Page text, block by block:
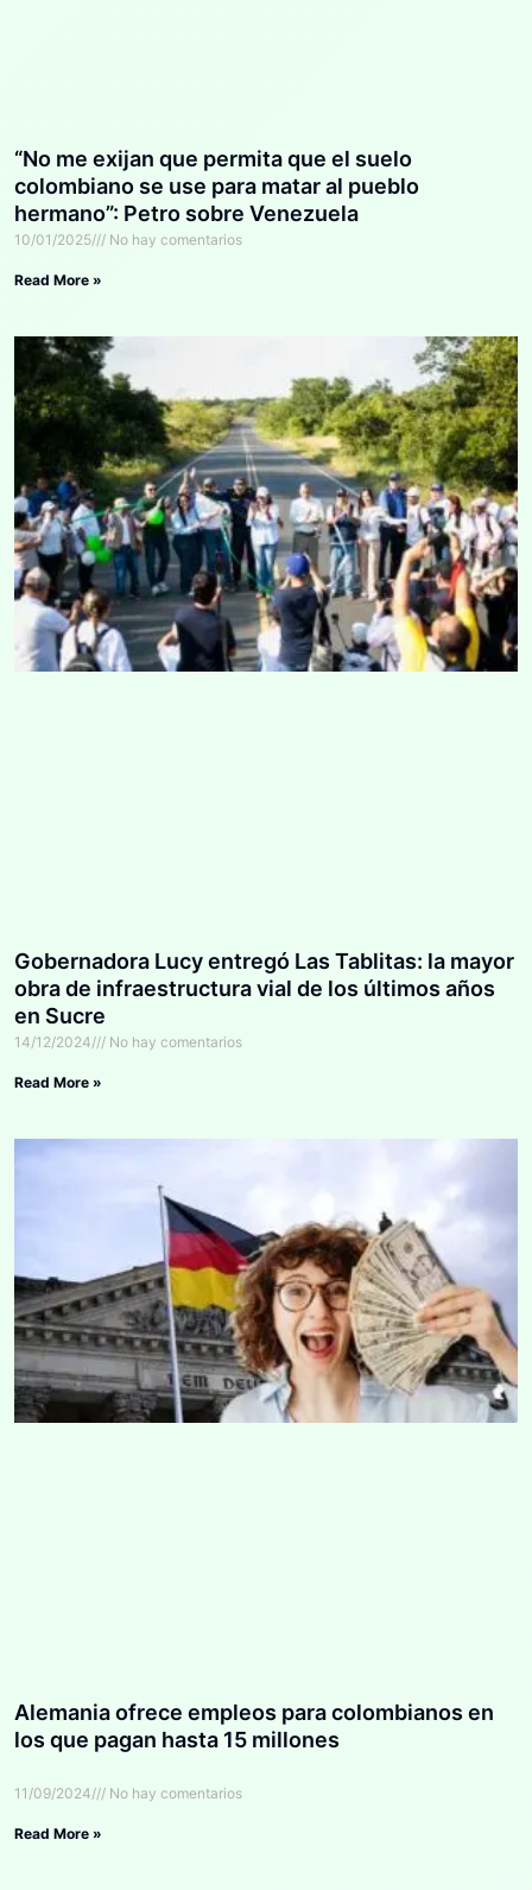
“No me exijan que permita que el suelo
colombiano se use para matar al pueblo
hermano”: Petro sobre Venezuela
10/01/2025 No hay comentarios
Read More »
Gobernadora Lucy entregó Las Tablitas: la mayor
obra de infraestructura vial de los últimos años
en Sucre
14/12/2024 No hay comentarios
Read More »
Alemania ofrece empleos para colombianos en
los que pagan hasta 15 millones
11/09/2024 No hay comentarios
Read More »